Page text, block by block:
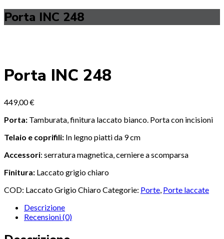
Porta INC 248
Porta INC 248
449,00€
Porta: Tamburata, finitura laccato bianco. Porta con incisioni
Telaio e coprifili: In legno piatti da 9 cm
Accessori: serratura magnetica, cerniere a scomparsa
Finitura: Laccato grigio chiaro
COD: Laccato Grigio ChiaroCategorie: Porte, Porte laccate
Descrizione
Recensioni (0)